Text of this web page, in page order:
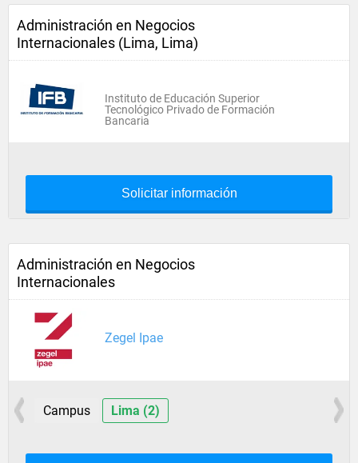
Administración en Negocios
Internacionales (Lima, Lima)
Instituto de Educación Superior
Tecnológico Privado de Formación
Bancaria
Solicitar información
Administración en Negocios
Internacionales
Zegel Ipae
Campus Lima (2)